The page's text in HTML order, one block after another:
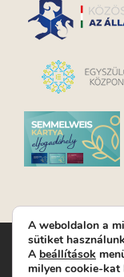
Turay Ida
helyszín: Turay
A weboldalon a
sütiket
A beállítások
milyen cookie-